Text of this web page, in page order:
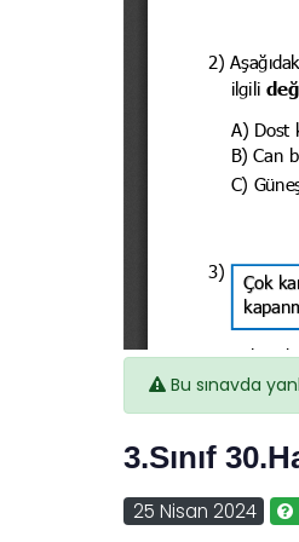
Bu sınavda
3.Sınıf
25 Nisan 2024